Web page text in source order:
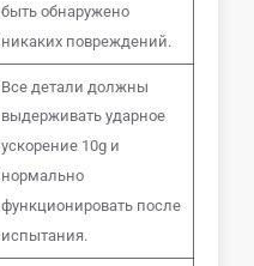
быть обнаружено
никаких повреждений.
Все детали должны
выдерживать ударное
ускорение 10g и
нормально
функционировать после
испытания.